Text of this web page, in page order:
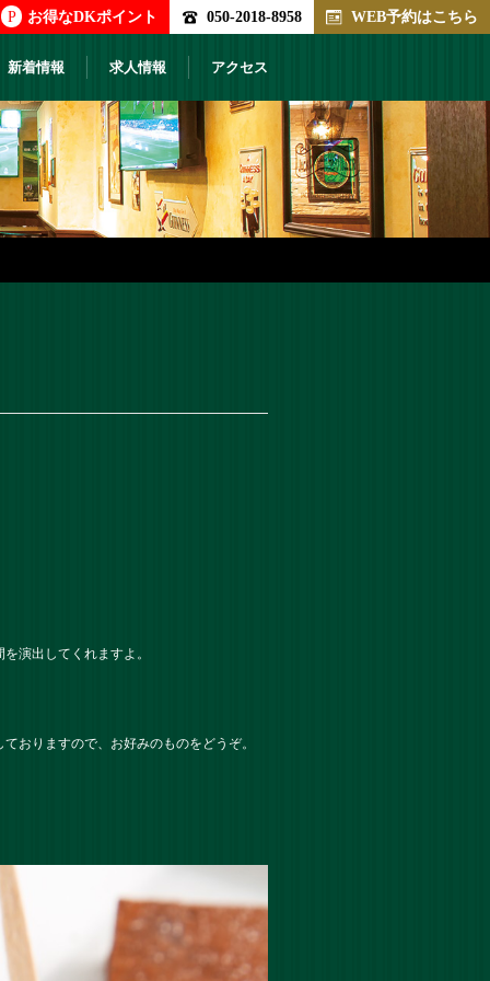
P お得なDKポイント 050-2018-8958 WEB予約はこちら
新着情報 求人情報 アクセス
演出してくれますよ。
おりますので、お好みのものをどうぞ。